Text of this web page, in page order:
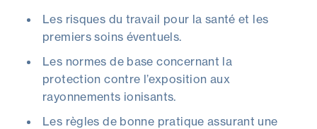
Les risques du travail pour la santé et les
premiers soins éventuels.
Les normes de base concernant la
protection contre l’exposition aux
rayonnements ionisants.
Les règles de bonne pratique assurant une